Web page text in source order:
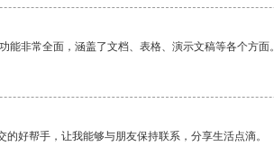
能非常全面，涵盖了文档、表格、演示文稿等各个方
的好帮手，让我能够与朋友保持联系，分享生活点滴。